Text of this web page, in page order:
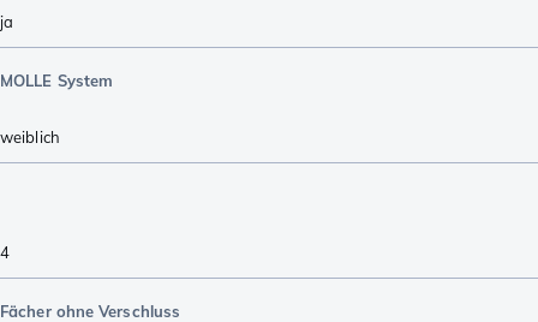
ja
MOLLE System
weiblich
4
Fächer ohne Verschluss